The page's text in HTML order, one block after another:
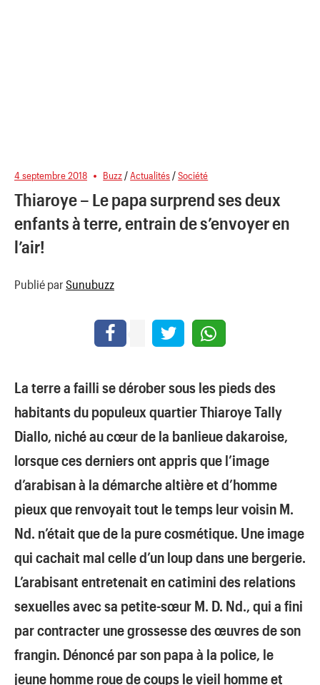
4 septembre 2018 Buzz /Actualités /Société
Thiaroye – Le papa surprend ses deux
enfants à terre, entrain de s’envoyer en
l’air!
Publié par Sunubuzz
La terre a failli se dérober sous les pieds des
habitants du populeux quartier Thiaroye Tally
Diallo, niché au cœur de la banlieue dakaroise,
lorsque ces derniers ont appris que l’image
d’arabisan à la démarche altière et d’homme
pieux que renvoyait tout le temps leur voisin M.
Nd. n’était que de la pure cosmétique. Une image
qui cachait mal celle d’un loup dans une bergerie.
L’arabisant entretenait en catimini des relations
sexuelles avec sa petite-sœur M. D. Nd., qui a fini
par contracter une grossesse des œuvres de son
frangin. Dénoncé par son papa à la police, le
jeune homme roue de coups le vieil homme et